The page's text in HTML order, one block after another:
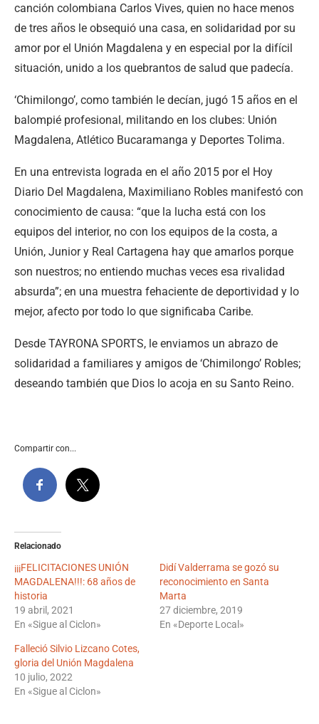
canción colombiana Carlos Vives, quien no hace menos
de tres años le obsequió una casa, en solidaridad por su
amor por el Unión Magdalena y en especial por la difícil
situación, unido a los quebrantos de salud que padecía.
‘Chimilongo’, como también le decían, jugó 15 años en el
balompié profesional, militando en los clubes: Unión
Magdalena, Atlético Bucaramanga y Deportes Tolima.
En una entrevista lograda en el año 2015 por el Hoy
Diario Del Magdalena, Maximiliano Robles manifestó con
conocimiento de causa: “que la lucha está con los
equipos del interior, no con los equipos de la costa, a
Unión, Junior y Real Cartagena hay que amarlos porque
son nuestros; no entiendo muchas veces esa rivalidad
absurda”; en una muestra fehaciente de deportividad y lo
mejor, afecto por todo lo que significaba Caribe.
Desde TAYRONA SPORTS, le enviamos un abrazo de
solidaridad a familiares y amigos de ‘Chimilongo’ Robles;
deseando también que Dios lo acoja en su Santo Reino.
Compartir con...
Relacionado
¡¡¡FELICITACIONES UNIÓN
MAGDALENA!!!: 68 años de
historia
19 abril, 2021
En «Sigue al Ciclon»
Didí Valderrama se gozó su
reconocimiento en Santa
Marta
27 diciembre, 2019
En «Deporte Local»
Falleció Silvio Lizcano Cotes,
gloria del Unión Magdalena
10 julio, 2022
En «Sigue al Ciclon»